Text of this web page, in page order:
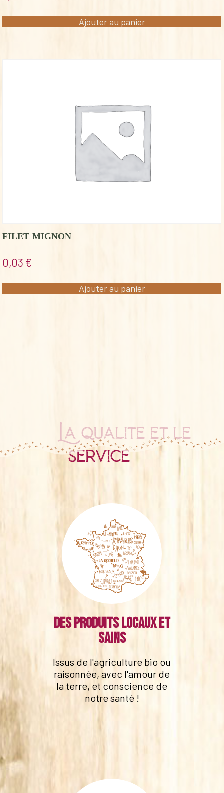
Ajouter au panier
FILET MIGNON
0,03 €
Ajouter au panier
La qualité et le
service
Des produits locaux et
sains
Issus de l'agriculture bio ou
raisonnée, avec l'amour de
la terre, et conscience de
notre santé !